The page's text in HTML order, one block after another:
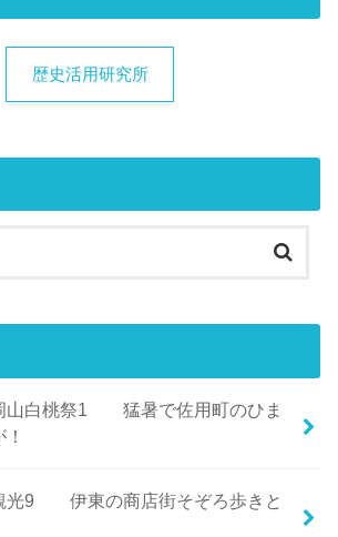
歴史活用研究所
山白桃祭1 猛暑で佐用町のひま
光9 伊東の商店街そぞろ歩きと